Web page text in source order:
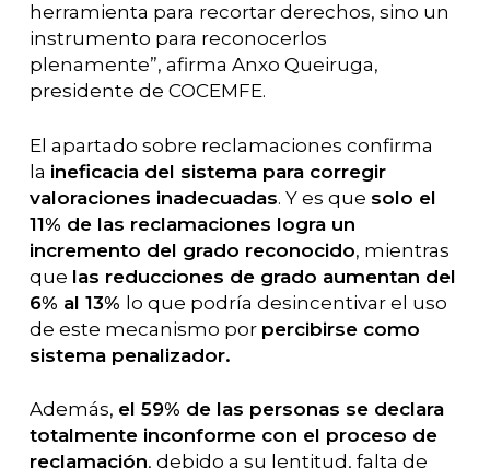
herramienta para recortar derechos, sino un
instrumento para reconocerlos
plenamente”, afirma Anxo Queiruga,
presidente de COCEMFE.
El apartado sobre reclamaciones confirma
la ineficacia del sistema para corregir
valoraciones inadecuadas. Y es que solo el
11% de las reclamaciones logra un
incremento del grado reconocido, mientras
que las reducciones de grado aumentan del
6% al 13% lo que podría desincentivar el uso
de este mecanismo por percibirse como
sistema penalizador.
Además, el 59% de las personas se declara
totalmente inconforme con el proceso de
reclamación, debido a su lentitud, falta de